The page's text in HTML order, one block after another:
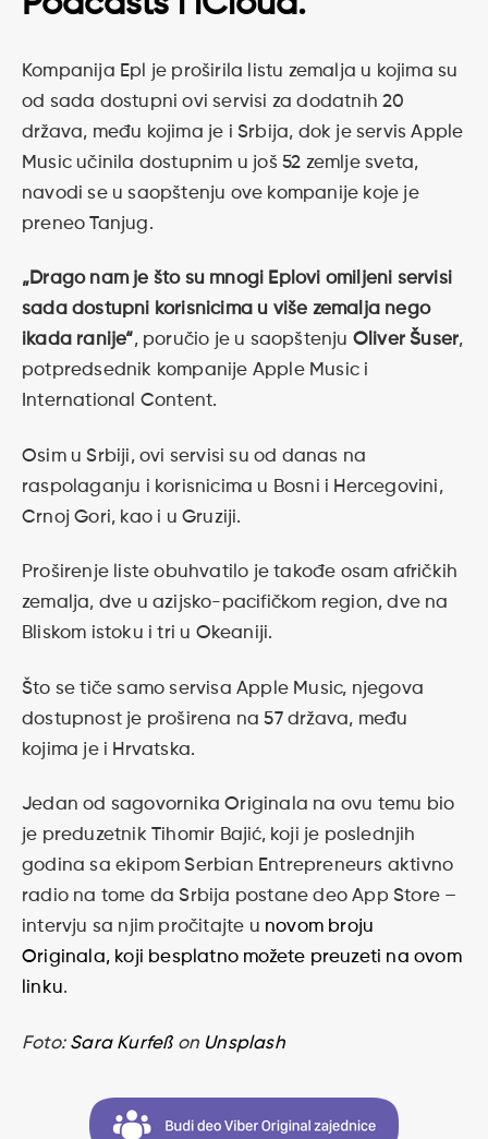
Kompanija Epl je proširila listu zemalja u kojima su
od sada dostupni ovi servisi za dodatnih 20
država, među kojima je i Srbija, dok je servis Apple
Music učinila dostupnim u još 52 zemlje sveta,
navodi se u saopštenju ove kompanije koje je
preneo Tanjug.
„Drago nam je što su mnogi Eplovi omiljeni servisi
sada dostupni korisnicima u više zemalja nego
ikada ranije“, poručio je u saopštenju Oliver Šuser,
potpredsednik kompanije Apple Music i
International Content.
Osim u Srbiji, ovi servisi su od danas na
raspolaganju i korisnicima u Bosni i Hercegovini,
Crnoj Gori, kao i u Gruziji.
Proširenje liste obuhvatilo je takođe osam afričkih
zemalja, dve u azijsko-pacifičkom region, dve na
Bliskom istoku i tri u Okeaniji.
Što se tiče samo servisa Apple Music, njegova
dostupnost je proširena na 57 država, među
kojima je i Hrvatska.
Jedan od sagovornika Originala na ovu temu bio
je preduzetnik Tihomir Bajić, koji je poslednjih
godina sa ekipom Serbian Entrepreneurs aktivno
radio na tome da Srbija postane deo App Store –
intervju sa njim pročitajte u novom broju
Originala, koji besplatno možete preuzeti na ovom
linku.
Foto: Sara Kurfeßon Unsplash